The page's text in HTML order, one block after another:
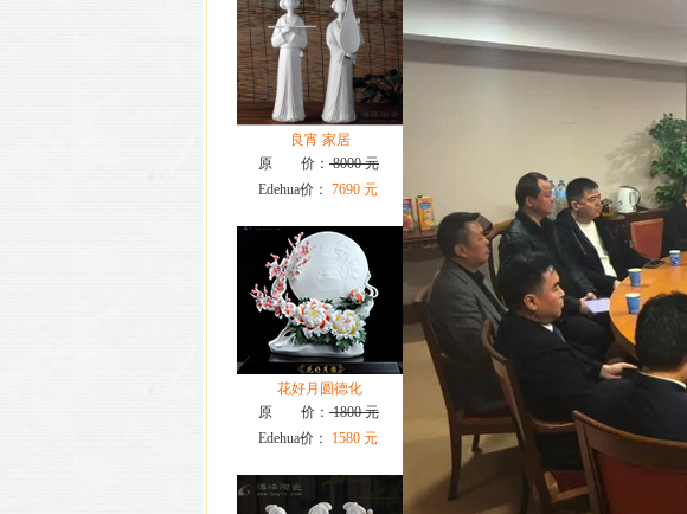
良宵 家居
原 价： 8000 元
Edehua价： 7690 元
花好月圆德化
原 价： 1800 元
Edehua价：
1580 元